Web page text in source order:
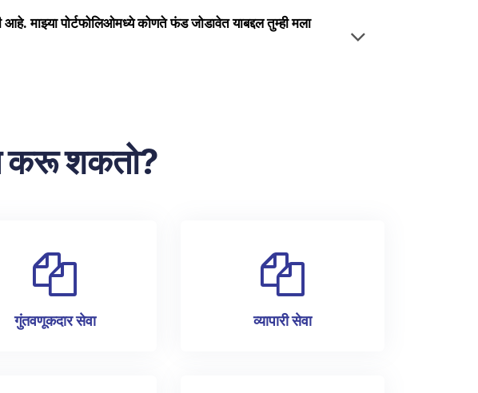
माझ्या पोर्टफोलिओमध्ये कोणते फंड जोडावेत याबद्दल तुम्ही मला
करू शकतो?
गुंतवणूकदार सेवा व्यापारी सेवा